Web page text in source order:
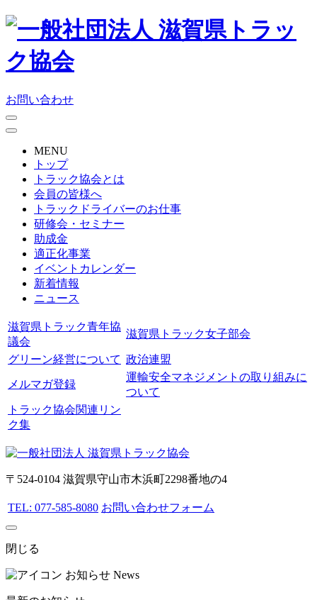
お問い合わせ
MENU
トップ
トラック協会とは
会員の皆様へ
トラックドライバーのお仕事
研修会・セミナー
助成金
適正化事業
イベントカレンダー
新着情報
ニュース
滋賀県トラック青年協
議会
滋賀県トラック女子部会
グリーン経営について 政治連盟
メルマガ登録
運輸安全マネジメントの取り組みに
ついて
トラック協会関連リン
ク集
〒524-0104 滋賀県守山市木浜町2298番地の4
TEL: 077-585-8080 お問い合わせフォーム
閉じる
お知らせ News